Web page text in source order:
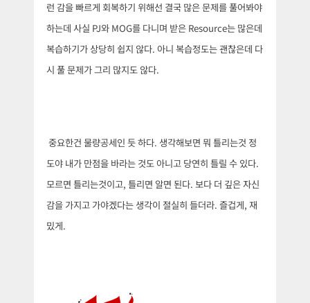
런 감을 빠르게 회복하기 위해선 결국 많은 문제를 풀어봐야
하는데 사실 PJ와 MOG를 다니며 받은 Resource는 많은데
복습하기가 상당히 쉽지 않다. 아니 복습정도는 괜찮은데 다
시 풀 문제가 그리 많지도 않다.
중요한건 물량공세인 듯 하다. 생각해보면 뭐 틀리는것 정
도야 내가 만점을 바라는 것도 아니고 당연히 틀릴 수 있다.
모르면 틀리는것이고, 틀리면 알면 된다. 보다 더 깊은 자신
감을 가지고 가야겠다는 생각이 절실히 들더라. 즐겁게, 재
밌게.